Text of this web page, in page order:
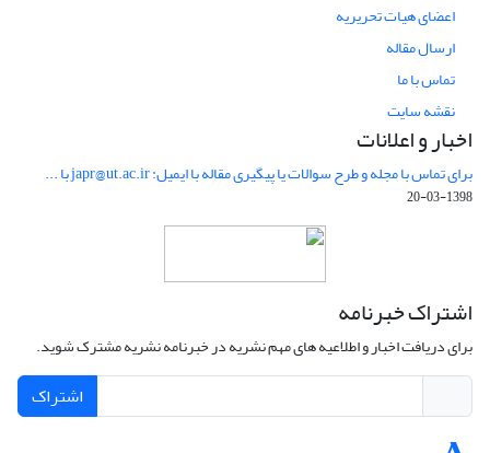
اعضای هیات تحریریه
ارسال مقاله
تماس با ما
نقشه سایت
اخبار و اعلانات
برای تماس با مجله و طرح سوالات یا پیگیری مقاله با ایمیل: japr@ut.ac.ir با ...
1398-03-20
اشتراک خبرنامه
برای دریافت اخبار و اطلاعیه های مهم نشریه در خبرنامه نشریه مشترک شوید.
اشتراک